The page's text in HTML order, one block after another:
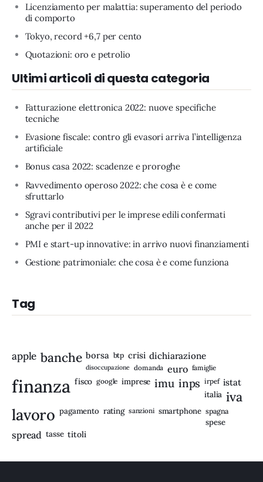
Licenziamento per malattia: superamento del periodo
di comporto
Tokyo, record +6,7 per cento
Quotazioni: oro e petrolio
Ultimi articoli di questa categoria
Fatturazione elettronica 2022: nuove specifiche
tecniche
Evasione fiscale: contro gli evasori arriva l’intelligenza
artificiale
Bonus casa 2022: scadenze e proroghe
Ravvedimento operoso 2022: che cosa è e come
sfruttarlo
Sgravi contributivi per le imprese edili confermati
anche per il 2022
PMI e start-up innovative: in arrivo nuovi finanziamenti
Gestione patrimoniale: che cosa è e come funziona
Tag
apple banche borsa btp crisi dichiarazione
disoccupazione domanda euro famiglie
finanza fisco google imprese imu inps irpef istat
italia iva
lavoro pagamento rating sanzioni smartphone spagna
spese
spread tasse titoli